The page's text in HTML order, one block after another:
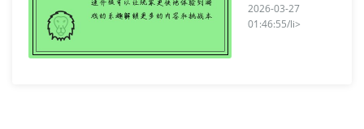
2026-03-27
01:46:55/li>